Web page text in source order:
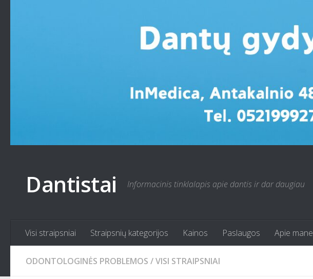
Dantistai Informacinis tinklalapis apie dantis ir dar daugiau
Visi straipsniai Straipsnių kategorijos Kainos Paslaugos Apie mane
ODONTOLOGINĖS PROBLEMOS /VISI STRAIPSNIAI